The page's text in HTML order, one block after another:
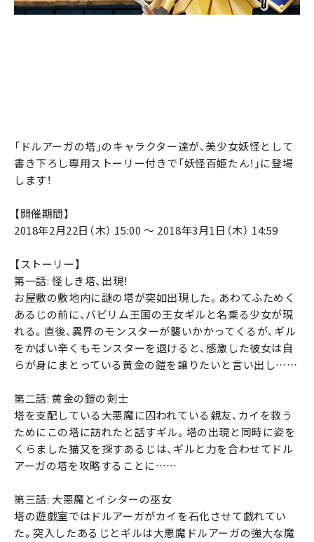
「ドルアーガの塔」のキャラクター達が、美少女妖怪として
書き下ろし専用ストーリー付きで「妖怪百姫たん！」に登場
します！
【開催期間】
2018年2月22日（木） 15:00 ～ 2018年3月1日（木） 14:59
【ストーリー】
第一話: 怪しき塔、出現！
お屋敷の敷地内に謎の塔が突如出現した。あわてふためく
あるじの前に、バビリム王国の王女ギルと名乗る少女が現
れる。直後、異界のモンスターが襲いかかってくるが、ギル
をかばい辛くもモンスターを退けると、感激した彼女は自
らが身にまとっている黄金の鎧を譲りたいと言い出し……
第二話: 黄金の鎧の剣士
塔を支配している大悪魔に囚われている親友、カイを救う
ためにこの塔に訪れたと話すギル。塔の出現と同時に姿を
くらました猫又を探すあるじは、ギルと力を合わせてドル
アーガの塔を攻略することに……
第三話: 大悪魔とイシターの巫女
塔の遊戯室ではドルアーガがカイを石化させて戯れてい
た。突入したあるじとギルは大悪魔ドルアーガの強大な魔